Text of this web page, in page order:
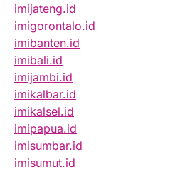
imijateng.id
imigorontalo.id
imibanten.id
imibali.id
imijambi.id
imikalbar.id
imikalsel.id
imipapua.id
imisumbar.id
imisumut.id